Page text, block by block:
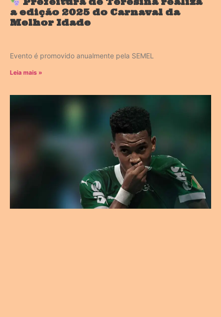
a edição 2025 do Carnaval da
Melhor Idade
Evento é promovido anualmente pela SEMEL
Leia mais »